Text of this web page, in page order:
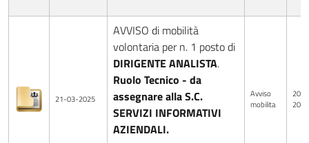
21-03-2025
AVVISO di mobilità
volontaria per n. 1 posto di
DIRIGENTE ANALISTA.
Ruolo Tecnico - da
assegnare alla S.C.
SERVIZI INFORMATIVI
AZIENDALI.
Avviso
mobilita
20-
2025